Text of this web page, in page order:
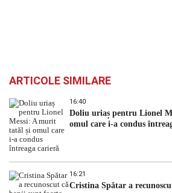
ARTICOLE SIMILARE
16:40
Doliu uriaș pentru Lionel
omul care i-a condus
16:21
Cristina Spătar a